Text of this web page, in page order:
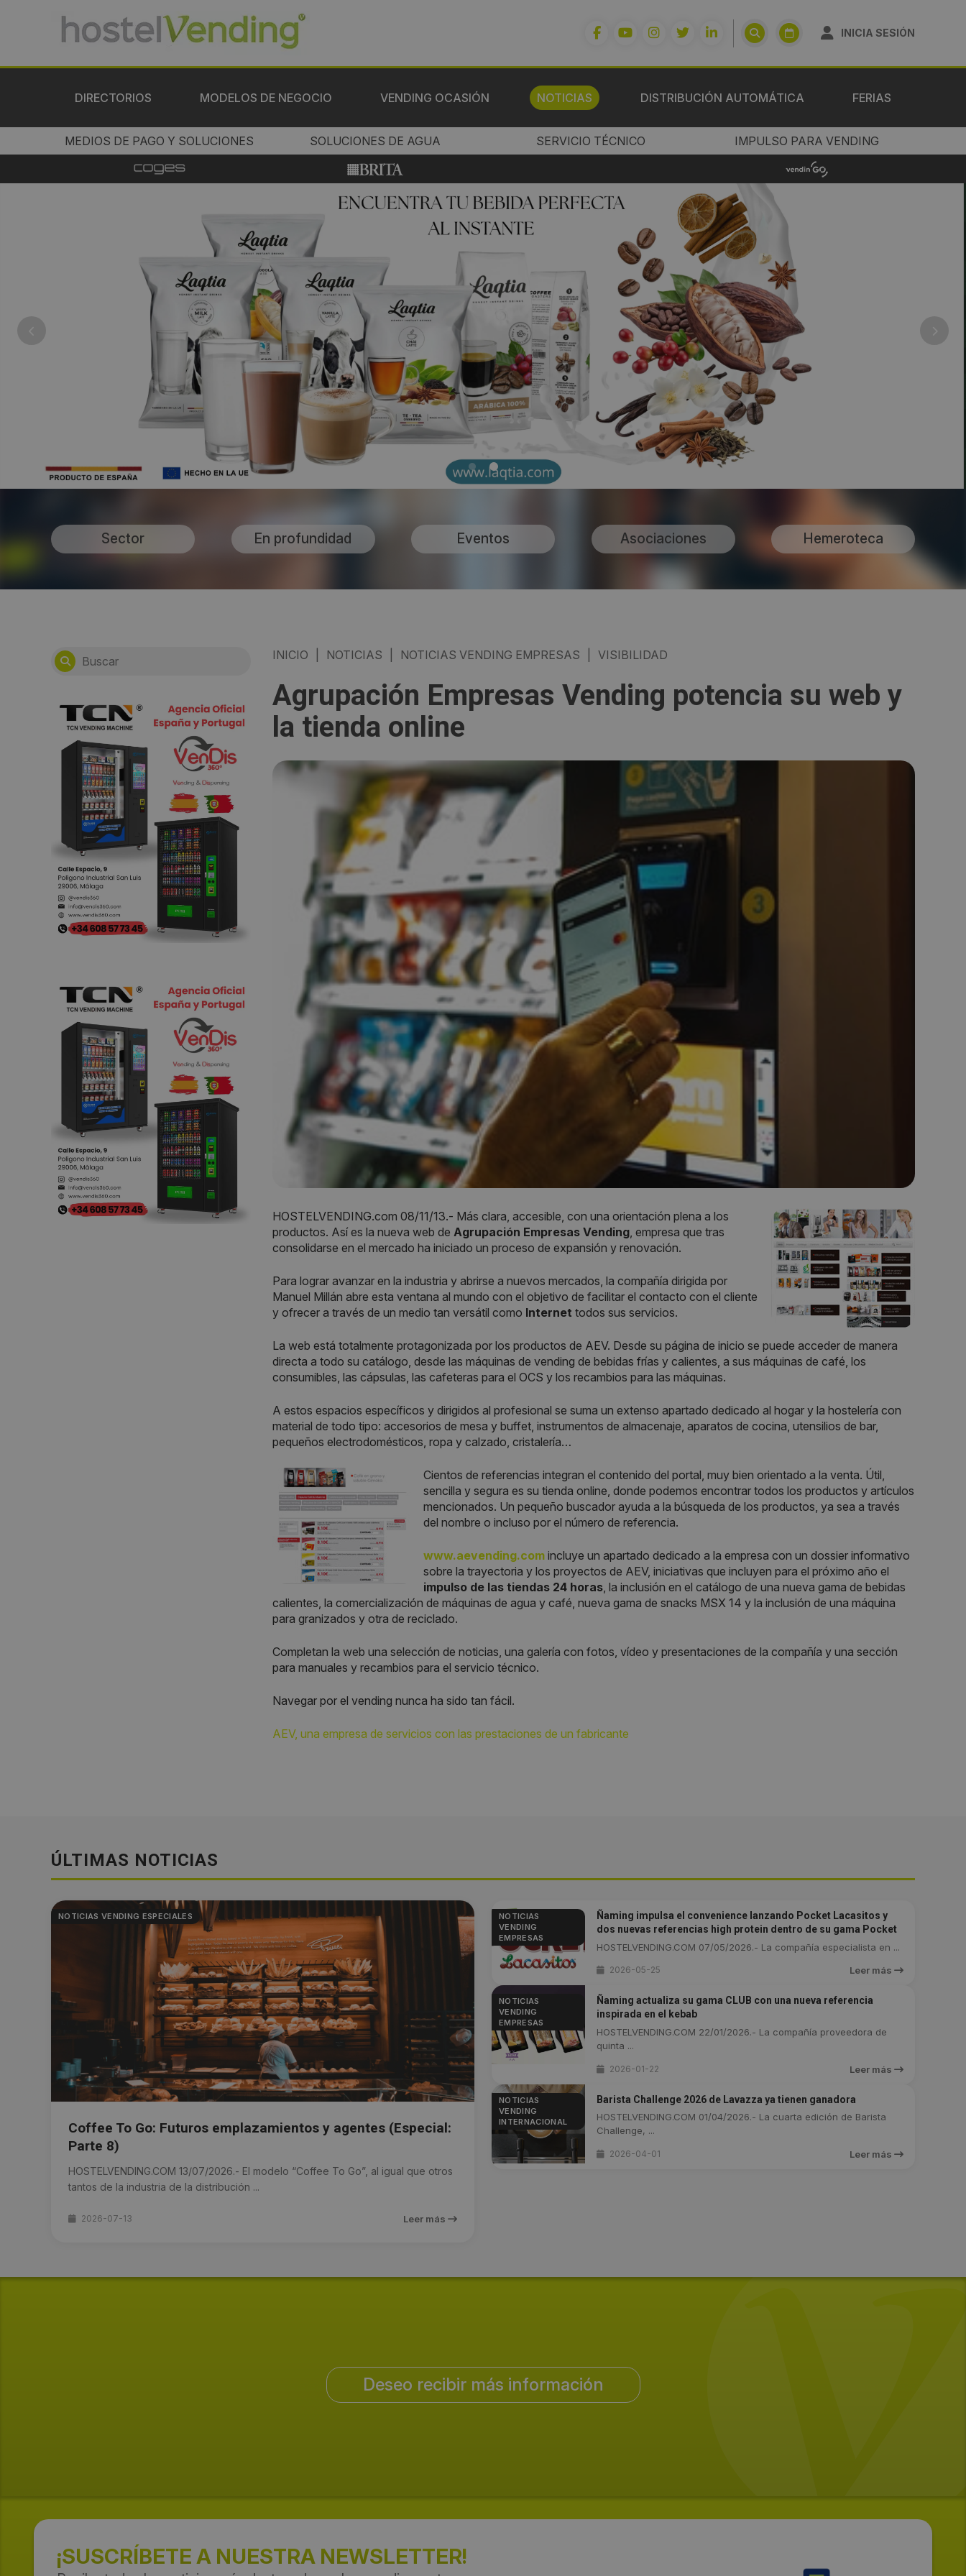
INICIA SESIÓN
DIRECTORIOS MODELOS DE NEGOCIO VENDING OCASIÓN NOTICIAS DISTRIBUCIÓN AUTOMÁTICA FERIAS
MEDIOS DE PAGO Y SOLUCIONES SOLUCIONES DE AGUA SERVICIO TÉCNICO IMPULSO PARA VENDING
Sector En profundidad Eventos Asociaciones Hemeroteca
INICIO NOTICIAS NOTICIAS VENDING EMPRESAS VISIBILIDAD
Agrupación Empresas Vending potencia su web y
la tienda online
HOSTELVENDING.com 08/11/13.- Más clara, accesible, con una orientación plena a los
productos. Así es la nueva web de Agrupación Empresas Vending, empresa que tras
consolidarse en el mercado ha iniciado un proceso de expansión y renovación.
Para lograr avanzar en la industria y abrirse a nuevos mercados, la compañía dirigida por
Manuel Millán abre esta ventana al mundo con el objetivo de facilitar el contacto con el cliente
y ofrecer a través de un medio tan versátil como Internet todos sus servicios.
La web está totalmente protagonizada por los productos de AEV. Desde su página de inicio se puede acceder de manera
directa a todo su catálogo, desde las máquinas de vending de bebidas frías y calientes, a sus máquinas de café, los
consumibles, las cápsulas, las cafeteras para el OCS y los recambios para las máquinas.
A estos espacios específicos y dirigidos al profesional se suma un extenso apartado dedicado al hogar y la hostelería con
material de todo tipo: accesorios de mesa y buffet, instrumentos de almacenaje, aparatos de cocina, utensilios de bar,
pequeños electrodomésticos, ropa y calzado, cristalería…
Cientos de referencias integran el contenido del portal, muy bien orientado a la venta. Útil,
sencilla y segura es su tienda online, donde podemos encontrar todos los productos y artículos
mencionados. Un pequeño buscador ayuda a la búsqueda de los productos, ya sea a través
del nombre o incluso por el número de referencia.
www.aevending.com incluye un apartado dedicado a la empresa con un dossier informativo
sobre la trayectoria y los proyectos de AEV, iniciativas que incluyen para el próximo año el
impulso de las tiendas 24 horas, la inclusión en el catálogo de una nueva gama de bebidas
calientes, la comercialización de máquinas de agua y café, nueva gama de snacks MSX 14 y la inclusión de una máquina
para granizados y otra de reciclado.
Completan la web una selección de noticias, una galería con fotos, vídeo y presentaciones de la compañía y una sección
para manuales y recambios para el servicio técnico.
Navegar por el vending nunca ha sido tan fácil.
AEV, una empresa de servicios con las prestaciones de un fabricante
ÚLTIMAS NOTICIAS
NOTICIAS VENDING ESPECIALES
Coffee To Go: Futuros emplazamientos y agentes (Especial:
Parte 8)
HOSTELVENDING.COM 13/07/2026.- El modelo “Coffee To Go”, al igual que otros
tantos de la industria de la distribución ...
2026-07-13 Leer más
NOTICIAS
VENDING
EMPRESAS
Ñaming impulsa el convenience lanzando Pocket Lacasitos y
dos nuevas referencias high protein dentro de su gama Pocket
HOSTELVENDING.COM 07/05/2026.- La compañía especialista en ...
2026-05-25 Leer más
NOTICIAS
VENDING
EMPRESAS
Ñaming actualiza su gama CLUB con una nueva referencia
inspirada en el kebab
HOSTELVENDING.COM 22/01/2026.- La compañía proveedora de
quinta ...
2026-01-22 Leer más
NOTICIAS
VENDING
INTERNACIONAL
Barista Challenge 2026 de Lavazza ya tienen ganadora
HOSTELVENDING.COM 01/04/2026.- La cuarta edición de Barista
Challenge, ...
2026-04-01 Leer más
Deseo recibir más información
¡SUSCRÍBETE A NUESTRA NEWSLETTER!